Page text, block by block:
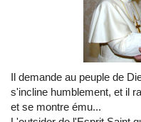
Il demande au peuple de
s'incline humblement, et il
et se montre ému...